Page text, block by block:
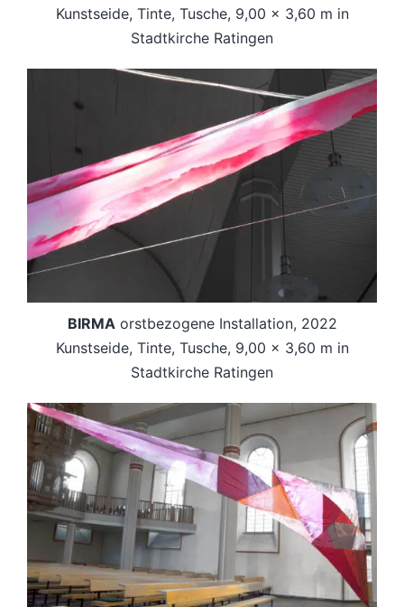
Kunstseide, Tinte, Tusche, 9,00 x 3,60 m in
Stadtkirche Ratingen
BIRMA orstbezogene Installation, 2022
Kunstseide, Tinte, Tusche, 9,00 x 3,60 m in
Stadtkirche Ratingen